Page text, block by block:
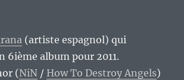
(artiste espagnol) qui
6ième album pour 2011.
(NiN / How To Destroy Angels)